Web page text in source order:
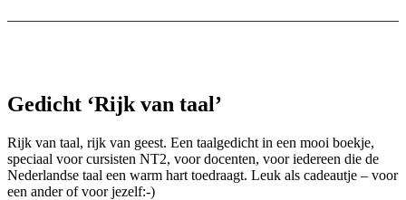
Gedicht ‘Rijk van taal’
Rijk van taal, rijk van geest. Een taalgedicht in een mooi boekje,
speciaal voor cursisten NT2, voor docenten, voor iedereen die de
Nederlandse taal een warm hart toedraagt. Leuk als cadeautje – voor
een ander of voor jezelf:-)